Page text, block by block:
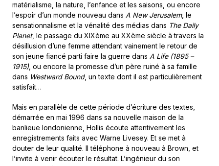
matérialisme, la nature, l’enfance et les saisons, ou encore
l’espoir d’un monde nouveau dans A New Jerusalem, le
sensationnalisme et la vénalité des médias dans The Daily
Planet, le passage du XIXème au XXème siècle à travers la
désillusion d’une femme attendant vainement le retour de
son jeune fiancé parti faire la guerre dans A Life (1895 –
1915), ou encore la promesse d’un père ruiné à sa famille
dans Westward Bound, un texte dont il est particulièrement
satisfait…
Mais en parallèle de cette période d’écriture des textes,
démarrée en mai 1996 dans sa nouvelle maison de la
banlieue londonienne, Hollis écoute attentivement les
enregistrements faits avec Warne Livesey. Et se met à
douter de leur qualité. Il téléphone à nouveau à Brown, et
l’invite à venir écouter le résultat. L’ingénieur du son